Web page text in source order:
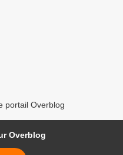
portail Overblog
Overblog